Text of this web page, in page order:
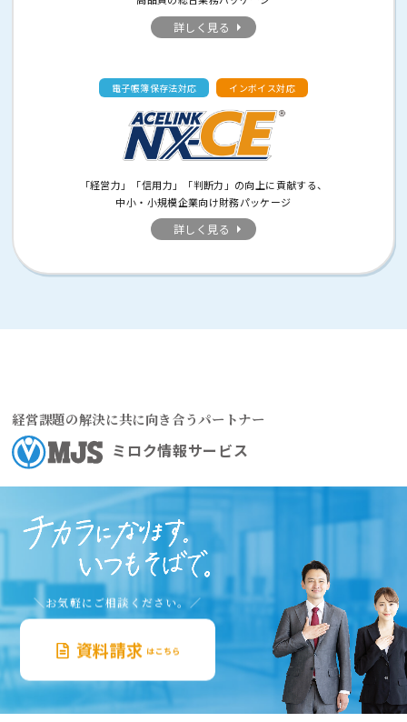
詳しく見る
電子帳簿保存法対応 インボイス対応
「経営力」「信用力」「判断力」の向上に貢献する、
中小・小規模企業向け財務パッケージ
詳しく見る
経営課題の解決に共に向き合うパートナー
ミロク情報サービス
＼お気軽にご相談ください。／
資料請求 はこちら